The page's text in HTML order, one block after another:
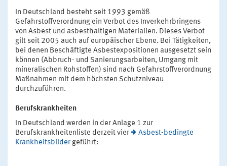
In Deutschland besteht seit 1993 gemäß
Gefahrstoffverordnung ein Verbot des Inverkehrbringens
von Asbest und asbesthaltigen Materialien. Dieses Verbot
gilt seit 2005 auch auf europäischer Ebene. Bei Tätigkeiten,
bei denen Beschäftigte Asbestexpositionen ausgesetzt sein
können (Abbruch- und Sanierungsarbeiten, Umgang mit
mineralischen Rohstoffen) sind nach Gefahrstoffverordnung
Maßnahmen mit dem höchsten Schutzniveau
durchzuführen.
Berufskrankheiten
In Deutschland werden in der Anlage 1 zur
Berufskrankheitenliste derzeit vier
Asbest-bedingte
Krankheitsbilder geführt: